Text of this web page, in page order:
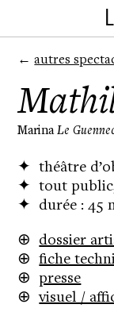
←autres
MarinaLe
✦théâtre
✦tout
✦ durée : 45
⊕ dossier
⊕fiche
⊕presse
⊕visuel /